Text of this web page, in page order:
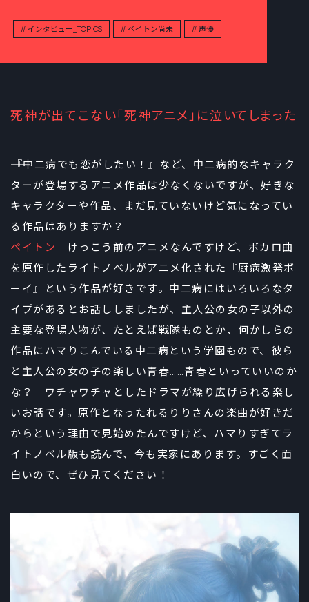
インタビュー_TOPICS ペイトン尚未 声優
死神が出てこない「死神アニメ」に泣いてしまった
――『中二病でも恋がしたい！』など、中二病的なキャラク
ターが登場するアニメ作品は少なくないですが、好きな
キャラクターや作品、まだ見ていないけど気になってい
る作品はありますか？
ペイトン けっこう前のアニメなんですけど、ボカロ曲
を原作したライトノベルがアニメ化された『厨病激発ボ
ーイ』という作品が好きです。中二病にはいろいろなタ
イプがあるとお話ししましたが、主人公の女の子以外の
主要な登場人物が、たとえば戦隊ものとか、何かしらの
作品にハマりこんでいる中二病という学園もので、彼ら
と主人公の女の子の楽しい青春……青春といっていいのか
な？ ワチャワチャとしたドラマが繰り広げられる楽し
いお話です。原作となったれるりりさんの楽曲が好きだ
からという理由で見始めたんですけど、ハマりすぎてラ
イトノベル版も読んで、今も実家にあります。すごく面
白いので、ぜひ見てください！